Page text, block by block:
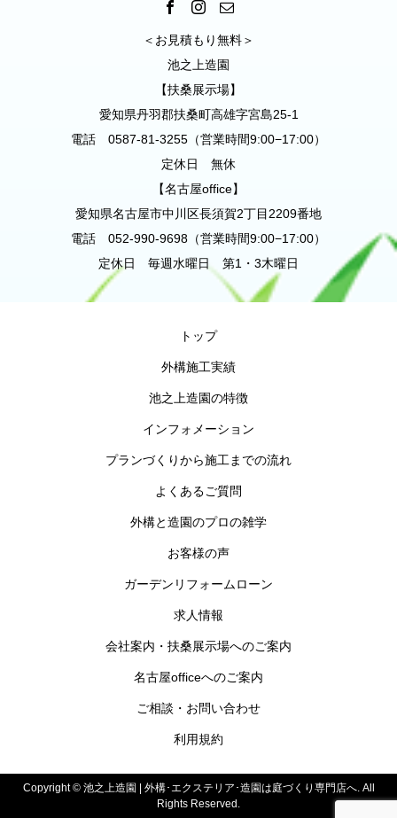
＜お見積もり無料＞
池之上造園
【扶桑展示場】
愛知県丹羽郡扶桑町高雄字宮島25-1
電話 0587-81-3255（営業時間9:00−17:00）
定休日 無休
【名古屋office】
愛知県名古屋市中川区長須賀2丁目2209番地
電話 052-990-9698（営業時間9:00−17:00）
定休日 毎週水曜日 第1・3木曜日
トップ
外構施工実績
池之上造園の特徴
インフォメーション
プランづくりから施工までの流れ
よくあるご質問
外構と造園のプロの雑学
お客様の声
ガーデンリフォームローン
求人情報
会社案内・扶桑展示場へのご案内
名古屋officeへのご案内
ご相談・お問い合わせ
利用規約
Copyright ©池之上造園 | 外構･エクステリア･造園は庭づくり専門店へ. All
Rights Reserved.